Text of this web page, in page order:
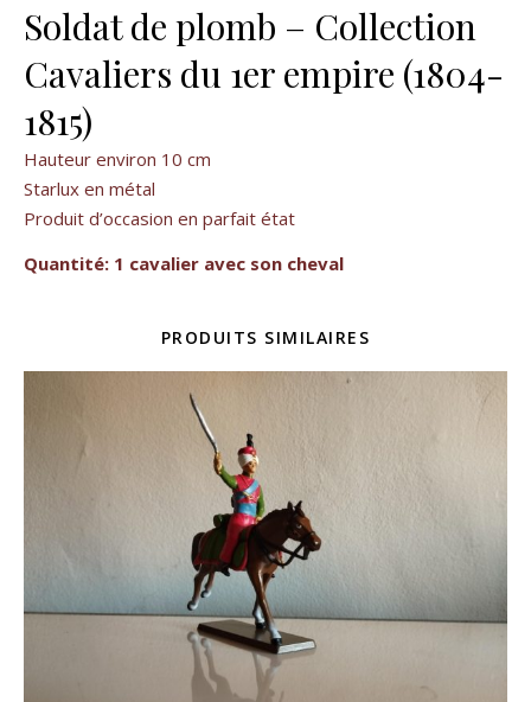
Soldat de plomb – Collection
Cavaliers du 1er empire (1804-
1815)
Hauteur environ 10 cm
Starlux en métal
Produit d’occasion en parfait état
Quantité: 1 cavalier avec son cheval
PRODUITS SIMILAIRES